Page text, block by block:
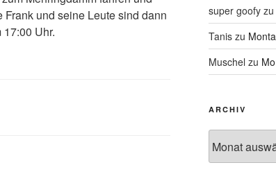
und seine Leute sind dann
Uhr.
super goofyzu
Taniszu
Muschel zu
ARCHIV